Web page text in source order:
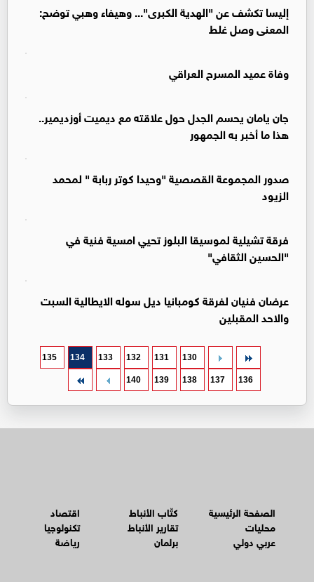
إليسا تكشف عن "الهدية الكبرى"... وهيفاء وهبي توضح:
المعنى وصل غلط
وفاة عميد المسرح العراقي
جان يامان يحسم الجدل حول علاقته مع ديميت أوزديمير..
هذا ما أخبر به الجمهور
صدور المجموعة القصصية "وحيدا كوتر ربابة " لمحمد
الزيود
فرقة تشيلية لموسيقا البلوز تحيي امسية فنية في
"الحسين الثقافي"
عرضان فنيان لفرقة كومبانيا ديل سوله الايطالية السبت
والاحد المقبلين
130
131
132
133
134
135
136
137
138
139
140
الصفحة الرئيسية
محليات
عربي دولي
كتّاب الأنباط
تقارير الأنباط
برلمان
اقتصاد
تكنولوجيا
رياضة